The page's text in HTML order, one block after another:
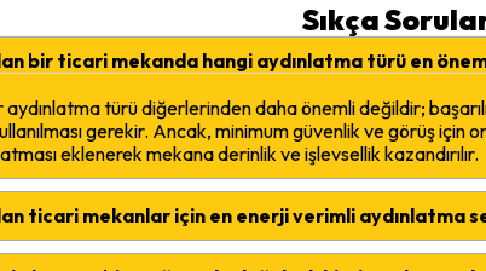
Sıkça
bir ticari mekanda hangi aydınlatma türü en
türü diğerlerinden daha önemli değildir;
gerekir. Ancak, minimum güvenlik ve görüş
eklenerek mekana derinlik ve işlevsellik kazandırılır.
ticari mekanlar için en enerji verimli aydınlatma